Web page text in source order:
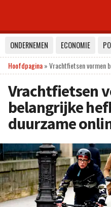
ONDERNEMEN ECONOMIE
Hoofdpagina»Vrachtfietsen vormen
Vrachtfietsen
belangrijke
duurzame